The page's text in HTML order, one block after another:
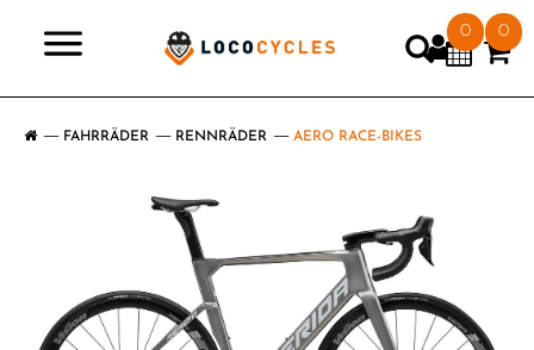
0 0
FAHRRÄDER RENNRÄDER AERO RACE-BIKES